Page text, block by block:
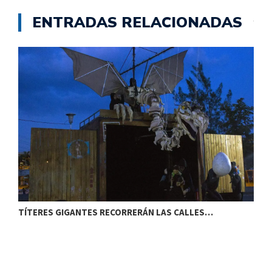
ENTRADAS RELACIONADAS
TÍTERES GIGANTES RECORRERÁN LAS CALLES…